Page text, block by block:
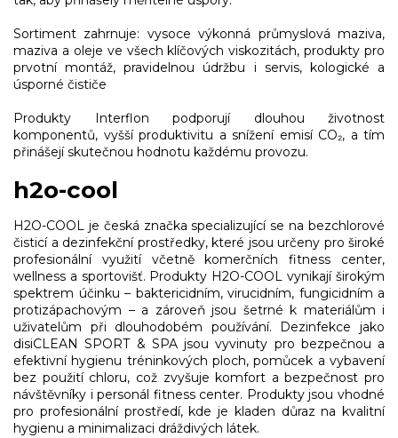
Sortiment zahrnuje: vysoce výkonná průmyslová maziva,
maziva a oleje ve všech klíčových viskozitách, produkty pro
prvotní montáž, pravidelnou údržbu i servis, kologické a
úsporné čističe
Produkty Interflon podporují dlouhou životnost
komponentů, vyšší produktivitu a snížení emisí CO₂, a tím
přinášejí skutečnou hodnotu každému provozu.
h2o-cool
H2O-COOL je česká značka specializující se na bezchlorové
čisticí a dezinfekční prostředky, které jsou určeny pro široké
profesionální využití včetně komerčních fitness center,
wellness a sportovišť. Produkty H2O-COOL vynikají širokým
spektrem účinku – baktericidním, virucidním, fungicidním a
protizápachovým – a zároveň jsou šetrné k materiálům i
uživatelům při dlouhodobém používání. Dezinfekce jako
disiCLEAN SPORT & SPA jsou vyvinuty pro bezpečnou a
efektivní hygienu tréninkových ploch, pomůcek a vybavení
bez použití chloru, což zvyšuje komfort a bezpečnost pro
návštěvníky i personál fitness center. Produkty jsou vhodné
pro profesionální prostředí, kde je kladen důraz na kvalitní
hygienu a minimalizaci dráždivých látek.